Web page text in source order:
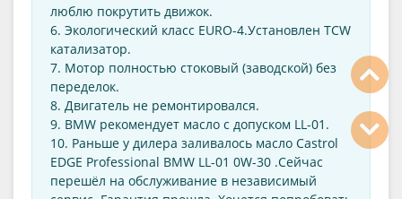
люблю покрутить движок.
6. Экологический класс EURO-4.Установлен TCW
катализатор.
7. Мотор полностью стоковый (заводской) без
переделок.
8. Двигатель не ремонтировался.
9. BMW рекомендует масло с допуском LL-01.
10. Раньше у дилера заливалось масло Castrol
EDGE Professional BMW LL-01 0W-30 .Сейчас
перешёл на обслуживание в независимый